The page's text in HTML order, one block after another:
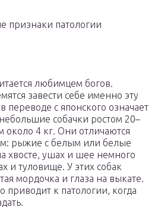
признаки патологии
любимцем богов.
завести себе именно эту
переводе с японского означает
собачки ростом 20–
около 4 кг. Они отличаются
рыжие с белым или белые
хвосте, ушах и шее немного
и туловище. У этих собак
мордочка и глаза на выкате.
приводит к патологии, когда